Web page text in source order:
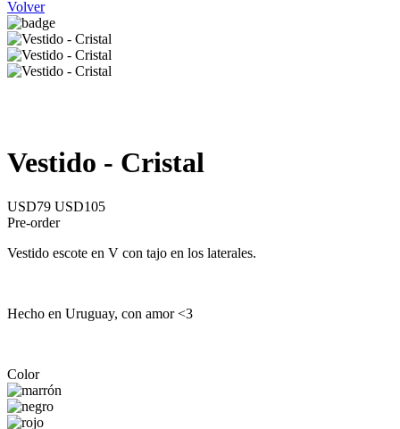
Volver
Vestido - Cristal
USD79 USD105
Pre-order
Vestido escote en V con tajo en los laterales.
Hecho en Uruguay, con amor <3
Color